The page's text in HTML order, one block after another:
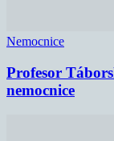
Nemocnice
Profesor
nemocnice